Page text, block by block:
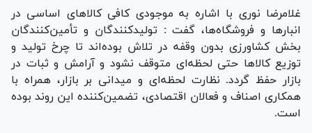
غلامرضا نوری با اشاره به موجودی کافی کالا‌های اساسی در
انبار‌ها و فروشگاه‌ها، گفت : تولیدکنندگان و تأمین‌کنندگان
بخش کشاورزی بدون وقفه در تلاش بوده‌اند تا چرخ تولید و
توزیع کالا‌ها حتی لحظه‌ای متوقف نشود و آرامش و ثبات در
بازار حفظ گردد. نظارت لحظه‌ای و میدانی بر بازار، همراه با
همکاری اصناف و فعالان اقتصادی، تضمین‌کننده این روند بوده
است.